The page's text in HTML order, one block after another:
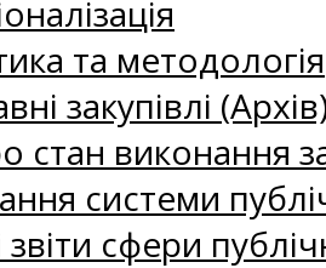
та методологія
закупівлі
стан виконання
системи
сфери